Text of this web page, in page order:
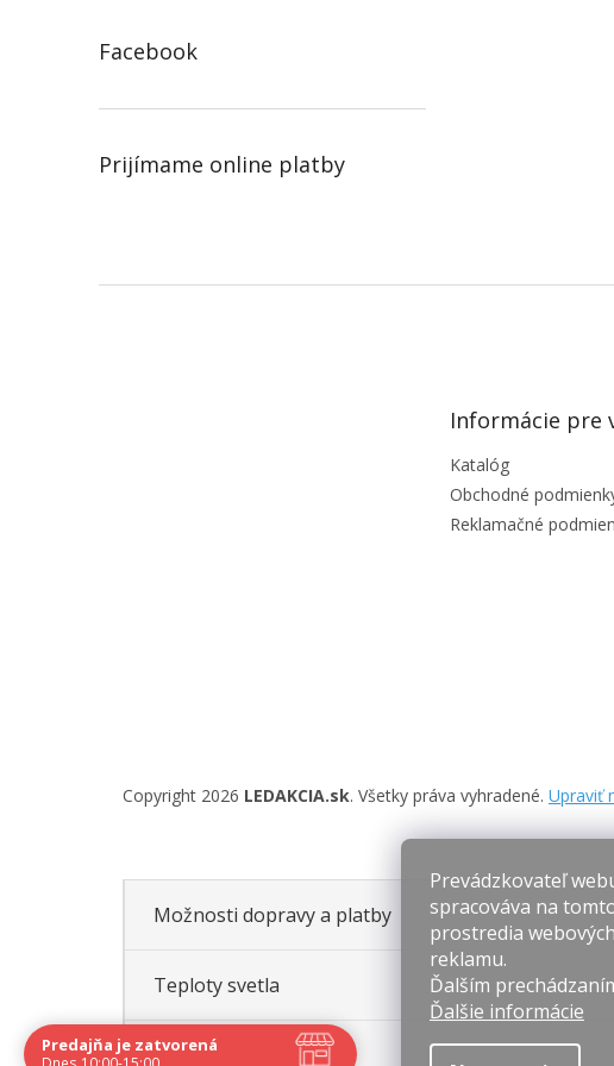
Prevádzkovateľ
spracováva na
prostredia
reklamu.
Ďalším
Ďalšie informácie
Facebook
Prijímame online platby
Informácie pre
Katalóg
Obchodné
Reklamačné
Copyright 2026 LEDAKCIA.sk. Všetky práva vyhradené. Upraviť
Možnosti dopravy a platby
Teploty svetla
Hodnotenie obchodu
Predajňa je zatvorená